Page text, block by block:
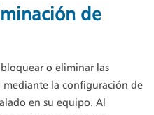
de
o eliminar las
mediante la configuración de
en su equipo. Al